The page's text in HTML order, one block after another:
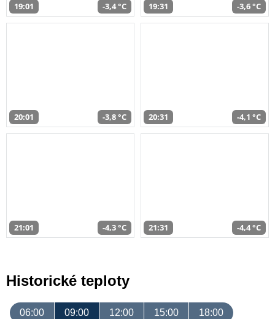
19:01 -3,4 °C 19:31 -3,6 °C
20:01 -3,8 °C 20:31 -4,1 °C
21:01 -4,3 °C 21:31 -4,4 °C
Historické teploty
06:00 09:00 12:00 15:00 18:00